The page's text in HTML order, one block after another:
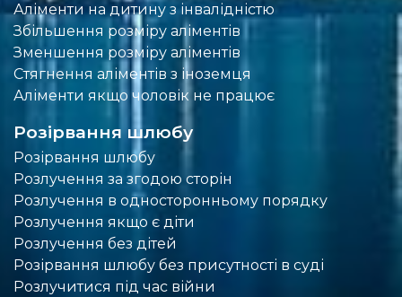
Аліменти на дитину з інвалідністю
Збільшення розміру аліментів
Зменшення розміру аліментів
Стягнення аліментів з іноземця
Аліменти якщо чоловік не працює
Розірвання шлюбу
Розірвання шлюбу
Розлучення за згодою сторін
Розлучення в односторонньому порядку
Розлучення якщо є діти
Розлучення без дітей
Розірвання шлюбу без присутності в суді
Розлучитися під час війни